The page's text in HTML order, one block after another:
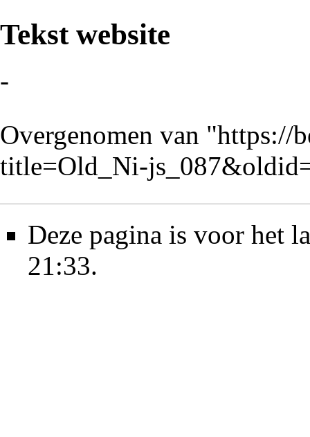
Tekst website
-
Overgenomen van "https://
title=Old_Ni-
Deze pagina is voor het
21:33.